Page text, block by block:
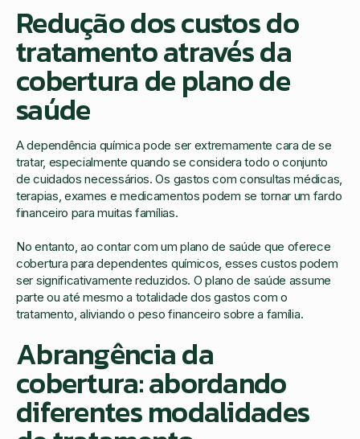
Redução dos custos do
tratamento através da
cobertura de plano de
saúde
A dependência química pode ser extremamente cara de se
tratar, especialmente quando se considera todo o conjunto
de cuidados necessários. Os gastos com consultas médicas,
terapias, exames e medicamentos podem se tornar um fardo
financeiro para muitas famílias.
No entanto, ao contar com um plano de saúde que oferece
cobertura para dependentes químicos, esses custos podem
ser significativamente reduzidos. O plano de saúde assume
parte ou até mesmo a totalidade dos gastos com o
tratamento, aliviando o peso financeiro sobre a família.
Abrangência da
cobertura: abordando
diferentes modalidades